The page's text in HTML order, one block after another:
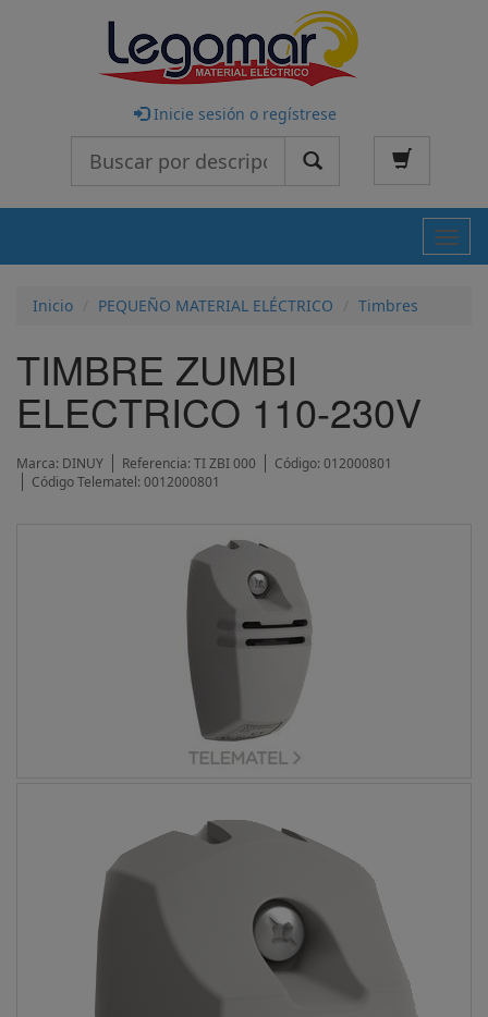
Inicie sesión o regístrese
Inicio PEQUEÑO MATERIAL ELÉCTRICO Timbres
TIMBRE ZUMBI
ELECTRICO 110-230V
Marca: DINUY Referencia: TI ZBI 000 Código: 012000801
Código Telematel: 0012000801